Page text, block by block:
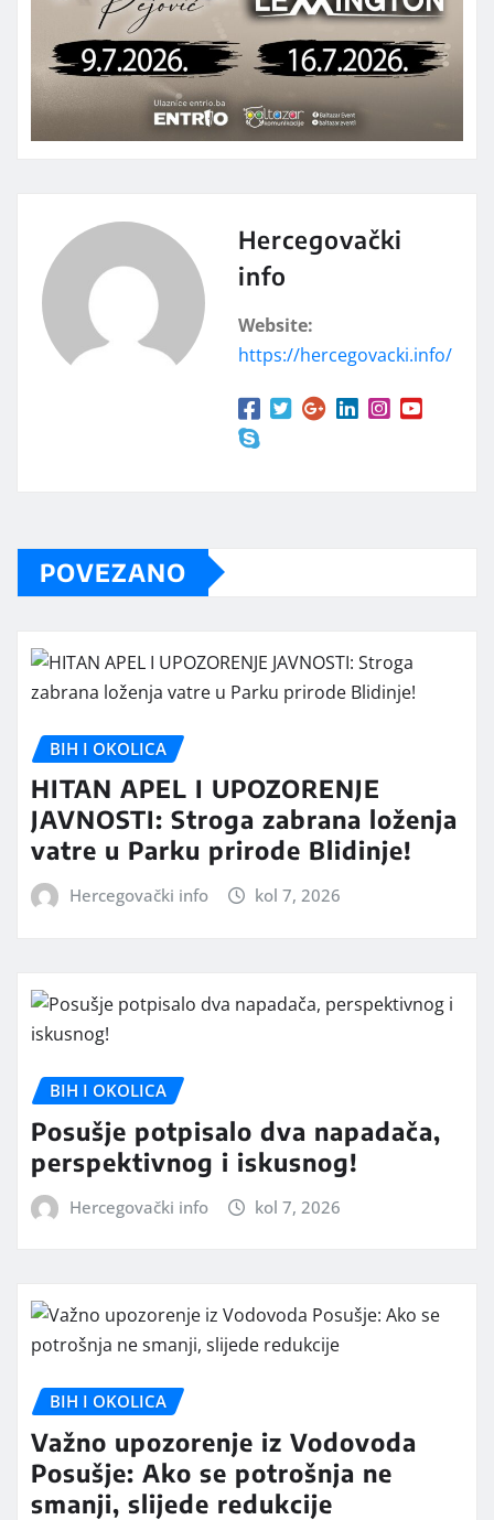
Hercegovački
info
Website:
https://hercegovacki.info/
POVEZANO
BIH I OKOLICA
HITAN APEL I UPOZORENJE
JAVNOSTI: Stroga zabrana loženja
vatre u Parku prirode Blidinje!
Hercegovački info kol 7, 2026
BIH I OKOLICA
Posušje potpisalo dva napadača,
perspektivnog i iskusnog!
Hercegovački info kol 7, 2026
BIH I OKOLICA
Važno upozorenje iz Vodovoda
Posušje: Ako se potrošnja ne
smanji, slijede redukcije